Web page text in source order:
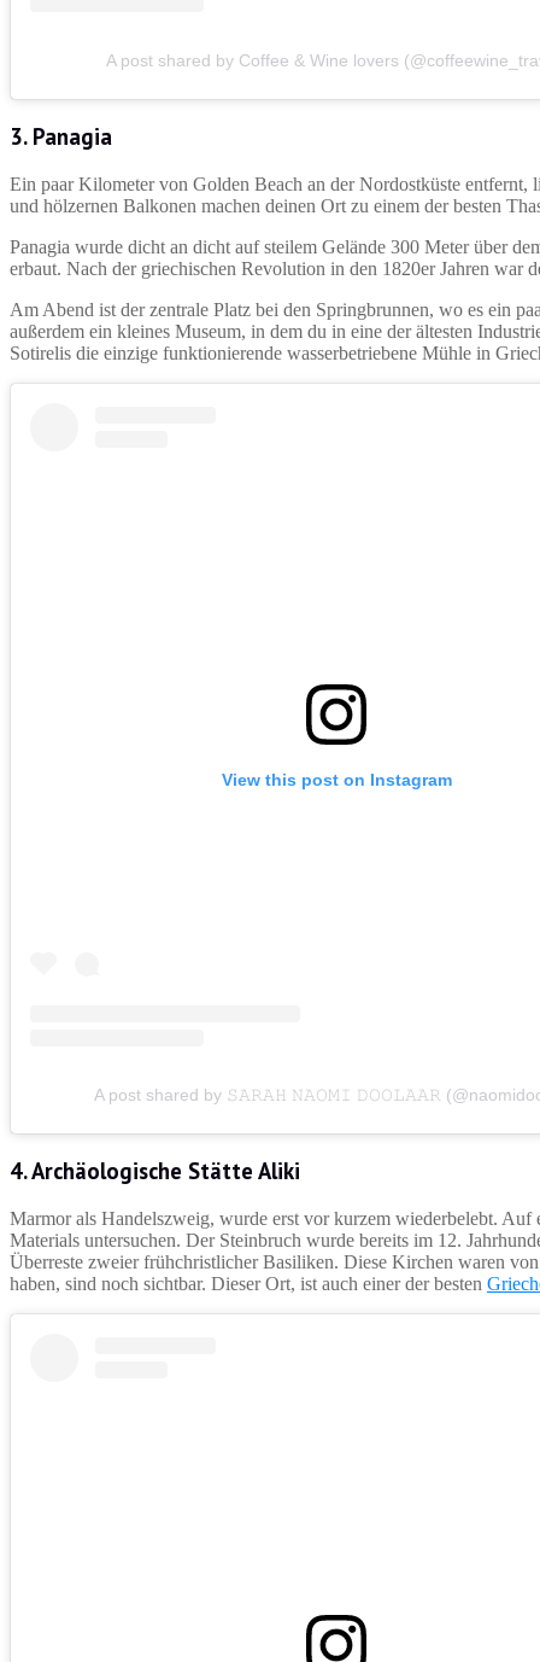
A post shared by Coffee & Wine lovers
3. Panagia
Ein paar Kilometer von Golden Beach an der Nordostküste
und hölzernen Balkonen machen deinen Ort zu einem der besten
Panagia wurde dicht an dicht auf steilem Gelände 300 Meter über
erbaut. Nach der griechischen Revolution in den 1820er Jahren war
Am Abend ist der zentrale Platz bei den Springbrunnen, wo es ein
außerdem ein kleines Museum, in dem du in eine der ältesten
Sotirelis die einzige funktionierende wasserbetriebene Mühle in
View this post on Instagram
A post shared by 𝚂𝙰𝚁𝙰𝙷 𝙽𝙰𝙾𝙼𝙸 𝙳𝙾𝙾𝙻𝙰𝙰𝚁
4. Archäologische Stätte Aliki
Marmor als Handelszweig, wurde erst vor kurzem wiederbelebt.
Materials untersuchen. Der Steinbruch wurde bereits im 12.
Überreste zweier frühchristlicher Basiliken. Diese Kirchen waren
haben, sind noch sichtbar. Dieser Ort, ist auch einer der besten